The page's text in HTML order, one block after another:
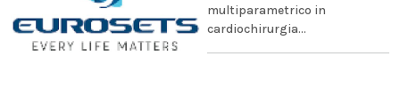
multiparametrico in
cardiochirurgia...